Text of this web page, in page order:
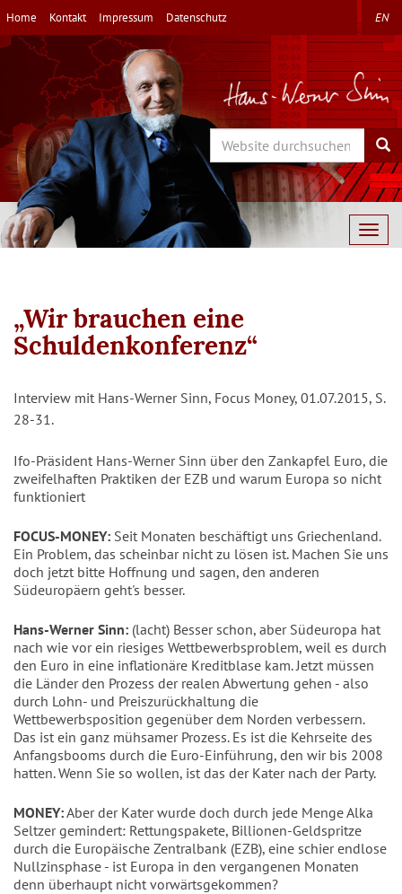
Direkt
zum
Inhalt
Home Kontakt Impressum Datenschutz EN
Search
„Wir brauchen eine
Schuldenkonferenz“
Interview mit Hans-Werner Sinn, Focus Money, 01.07.2015, S.
28-31.
Ifo-Präsident Hans-Werner Sinn über den Zankapfel Euro, die
zweifelhaften Praktiken der EZB und warum Europa so nicht
funktioniert
FOCUS-MONEY: Seit Monaten beschäftigt uns Griechenland.
Ein Problem, das scheinbar nicht zu lösen ist. Machen Sie uns
doch jetzt bitte Hoffnung und sagen, den anderen
Südeuropäern geht's besser.
Hans-Werner Sinn: (lacht) Besser schon, aber Südeuropa hat
nach wie vor ein riesiges Wettbewerbsproblem, weil es durch
den Euro in eine inflationäre Kreditblase kam. Jetzt müssen
die Länder den Prozess der realen Abwertung gehen - also
durch Lohn- und Preiszurückhaltung die
Wettbewerbsposition gegenüber dem Norden verbessern.
Das ist ein ganz mühsamer Prozess. Es ist die Kehrseite des
Anfangsbooms durch die Euro-Einführung, den wir bis 2008
hatten. Wenn Sie so wollen, ist das der Kater nach der Party.
MONEY:Aber der Kater wurde doch durch jede Menge Alka
Seltzer gemindert: Rettungspakete, Billionen-Geldspritze
durch die Europäische Zentralbank (EZB), eine schier endlose
Nullzinsphase - ist Europa in den vergangenen Monaten
denn überhaupt nicht vorwärtsgekommen?